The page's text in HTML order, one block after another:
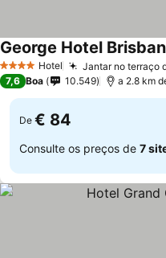
4 EstrelasHotel Jantar no terraço
George Hotel
7,6 Boa 10.549 a 2.8 km
De € 84
Consulte os preços de 7